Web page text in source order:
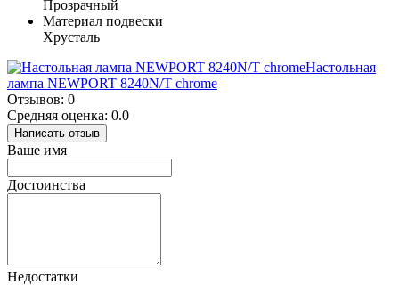
Прозрачный
Материал подвески
Хрусталь
Настольная
лампа NEWPORT 8240N/T chrome
Отзывов: 0
Средняя оценка: 0.0
Написать отзыв
Ваше имя
Достоинства
Недостатки